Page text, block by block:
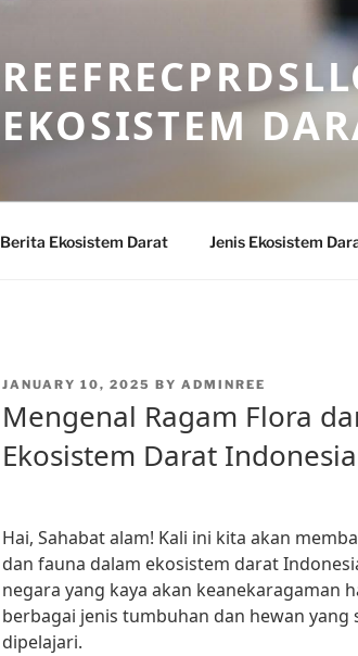
EKOSISTEM
Berita Ekosistem Darat Jenis Ekosistem
POSTED
JANUARY 10, 2025 BY ADMINREE
Mengenal Ragam Flora
Ekosistem Darat Indonesia
Hai, Sahabat alam! Kali ini kita akan
dan fauna dalam ekosistem darat
negara yang kaya akan keanekaragaman
berbagai jenis tumbuhan dan hewan
dipelajari.